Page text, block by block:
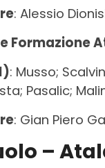
: Alessio
Formazione
: Musso;
Pasalic;
: Gian Piero
–